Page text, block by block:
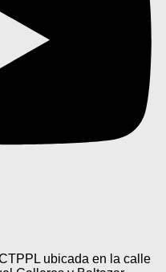
ubicada en la calle